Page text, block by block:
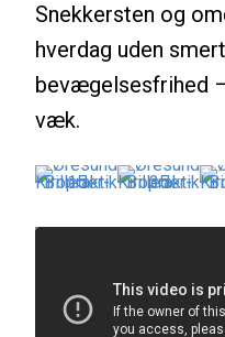
Snekkersten og
hverdag uden
bevægelsesfrihed
væk.